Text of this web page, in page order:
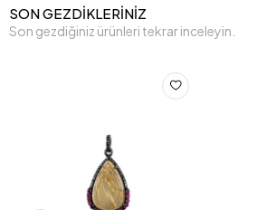
SON GEZDİKLERİNİZ
Son gezdiğiniz ürünleri tekrar inceleyin.